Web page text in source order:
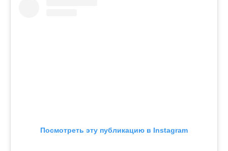
Посмотреть эту публикацию в Instagram